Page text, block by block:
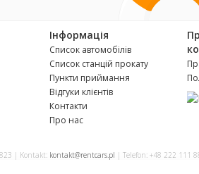
Інформація
Список автомобілів
Список станцій прокату
Пункти приймання
Відгуки клієнтів
Контакти
Про нас
| Kontakt: kontakt@rentcars.pl | Telefon: +48 222 111